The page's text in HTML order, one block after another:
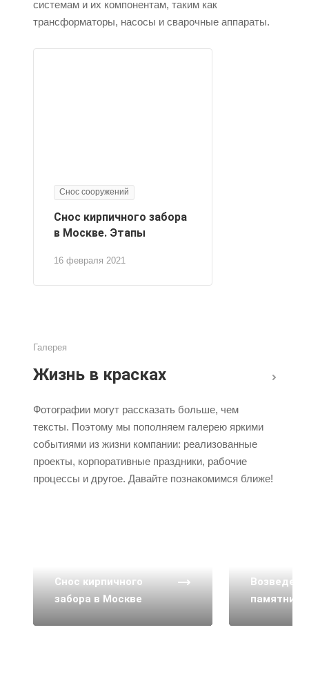
системам и их компонентам, таким как
трансформаторы, насосы и сварочные аппараты.
Снос сооружений
16 февраля 2021
Снос кирпичного забора
в Москве. Этапы
Галерея
Жизнь в красках
Фотографии могут рассказать больше, чем
тексты. Поэтому мы пополняем галерею яркими
событиями из жизни компании: реализованные
проекты, корпоративные праздники, рабочие
процессы и другое. Давайте познакомимся ближе!
Снос кирпичного
забора в Москве
памятника